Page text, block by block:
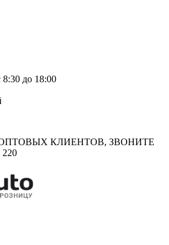
до 18:00
КЛИЕНТОВ, ЗВОНИТЕ